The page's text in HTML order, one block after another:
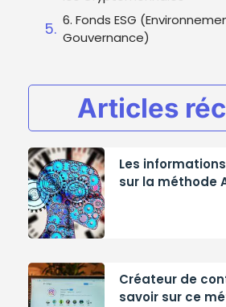
6. Fonds ESG
Gouvernance)
Articles
Les
sur la méthode
Créateur de
savoir sur ce